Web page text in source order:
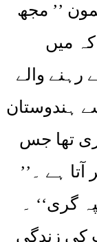
’’ مجھ
کہ میں
رہنے والے
ہندوستان
تھا جس
ہے ۔’’
گری‘‘ ۔
کی زندگی